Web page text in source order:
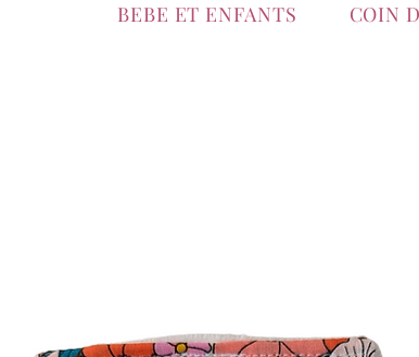
BEBE ET ENFANTS COIN